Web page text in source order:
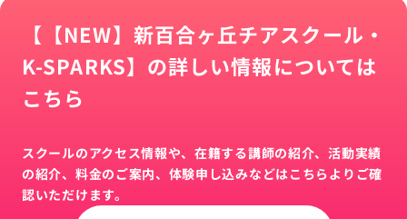
【【NEW】新百合ヶ丘チアスクール・
K-SPARKS】の詳しい情報については
こちら
スクールのアクセス情報や、在籍する講師の紹介、活動実績
の紹介、料金のご案内、体験申し込みなどはこちらよりご確
認いただけます。